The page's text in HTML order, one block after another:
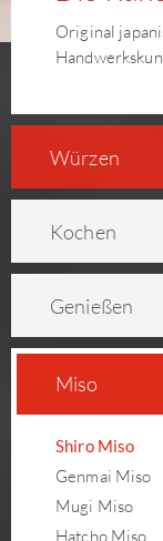
Original
Würzen
Kochen
Genießen
Miso
Shiro Miso
Genmai Miso
Mugi Miso
Hatcho Miso